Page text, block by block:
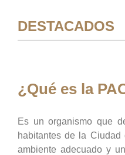
DESTACADOS
¿Qué es la
Es un organismo que
habitantes de la
ambiente adecuado y